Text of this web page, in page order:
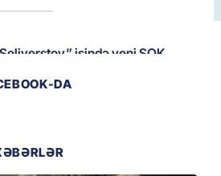
işində yeni ŞOK
sürətli qaçış
DA